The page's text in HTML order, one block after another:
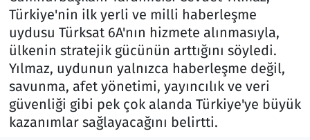
Türkiye'nin ilk yerli ve milli haberleşme
uydusu Türksat 6A'nın hizmete alınmasıyla,
ülkenin stratejik gücünün arttığını söyledi.
Yılmaz, uydunun yalnızca haberleşme değil,
savunma, afet yönetimi, yayıncılık ve veri
güvenliği gibi pek çok alanda Türkiye'ye büyük
kazanımlar sağlayacağını belirtti.
Lezzet Durağı
Memur ve Kamu
Otomobil
Oyun